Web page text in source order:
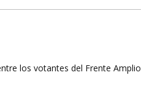
los votantes del Frente Amplio